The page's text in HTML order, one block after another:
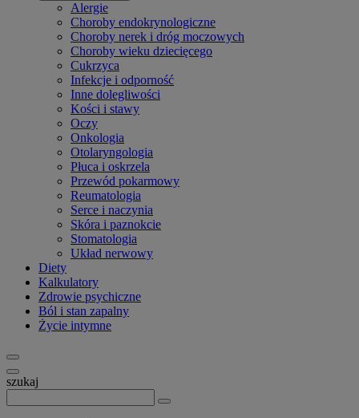
Alergie
Choroby endokrynologiczne
Choroby nerek i dróg moczowych
Choroby wieku dziecięcego
Cukrzyca
Infekcje i odporność
Inne dolegliwości
Kości i stawy
Oczy
Onkologia
Otolaryngologia
Płuca i oskrzela
Przewód pokarmowy
Reumatologia
Serce i naczynia
Skóra i paznokcie
Stomatologia
Układ nerwowy
Diety
Kalkulatory
Zdrowie psychiczne
Ból i stan zapalny
Życie intymne
szukaj